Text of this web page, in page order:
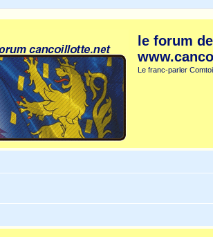
le forum de
Le franc-parler